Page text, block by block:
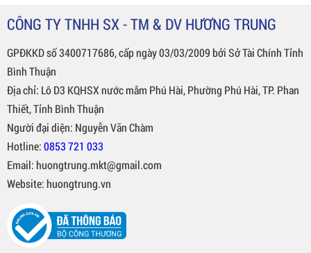
CÔNG TY TNHH SX - TM & DV HƯƠNG TRUNG
GPĐKKD số 3400717686, cấp ngày 03/03/2009 bởi Sở Tài Chính Tỉnh
Bình Thuận
Địa chỉ: Lô D3 KQHSX nước mắm Phú Hài, Phường Phú Hài, TP. Phan
Thiết, Tỉnh Bình Thuận
Người đại diện: Nguyễn Văn Chàm
Hotline:0853 721 033
Email: huongtrung.mkt@gmail.com
Website: huongtrung.vn